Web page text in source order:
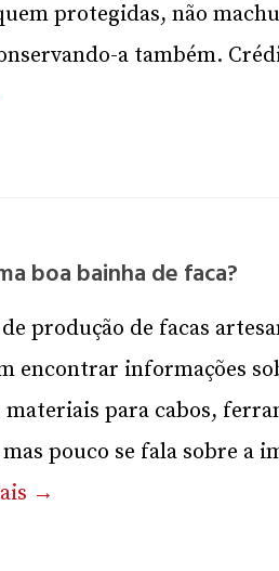
protegidas, não
a também.
boa bainha de faca?
produção de facas
encontrar informações
materiais para cabos,
pouco se fala sobre a
→